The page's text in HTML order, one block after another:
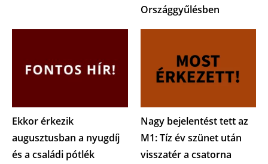
Országgyűlésben
Ekkor érkezik
augusztusban a nyugdíj
és a családi pótlék
Nagy bejelentést tett az
M1: Tíz év szünet után
visszatér a csatorna